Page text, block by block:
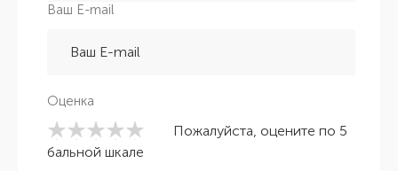
Ваш E-mail
Оценка
Пожалуйста, оцените по 5
бальной шкале